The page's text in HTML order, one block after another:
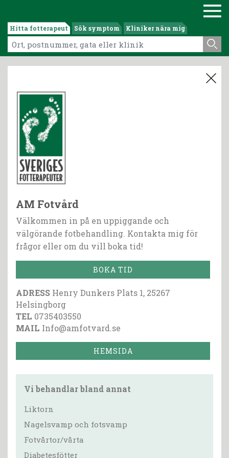
Hitta fotterapeut Sök symptom Kliniker nära mig
AM Fotvård
Välkommen in på en uppiggande och
välgörande fotbehandling. Kontakta mig för
frågor eller om du vill boka tid!
BOKA TID
ADRESS Henry Dunkers Plats 1, 25267
Helsingborg
TEL 0735403550
MAIL Info@amfotvard.se
HEMSIDA
Vi behandlar bland annat
Liktorn
Nagelsvamp och fotsvamp
Fotvårtor/vårta
Diabetesfötter